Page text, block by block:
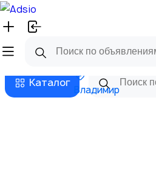
Русский
Бизнес тарифы
Каталог
Владимир